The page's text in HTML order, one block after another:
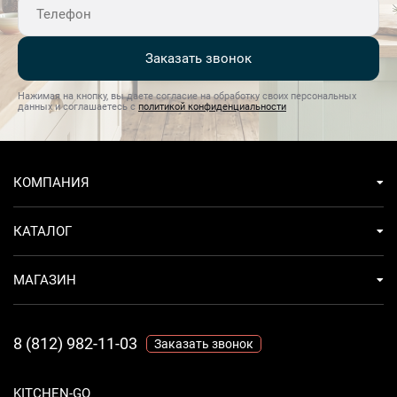
DriveУдобство и функциональность с помощью
8 программ мытья и 6 температурных
режимовБезопасность и надежность за счет системы
AquaStop и встроенного предохранительного клапана
Заказать звонок
Нажимая на кнопку, вы даете согласие на обработку своих персональных
данных и соглашаетесь с политикой конфиденциальности
KITCHEN-GO
КОМПАНИЯ
КАТАЛОГ
МАГАЗИН
8 (812) 982-11-03 Заказать звонок